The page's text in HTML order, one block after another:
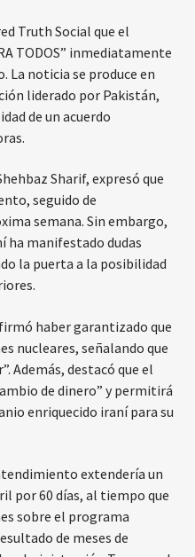
Truth Social que el
TODOS” inmediatamente
La noticia se produce en
liderado por Pakistán,
de un acuerdo
Sharif, expresó que
seguido de
semana. Sin embargo,
ha manifestado dudas
la puerta a la posibilidad
haber garantizado que
nucleares, señalando que
Además, destacó que el
de dinero” y permitirá
enriquecido iraní para su
extendería un
por 60 días, al tiempo que
sobre el programa
de meses de